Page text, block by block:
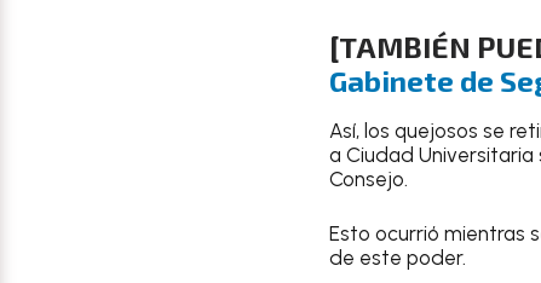
[TAMBIÉN
Gabinete de
Así, los quejosos se
a Ciudad
Consejo.
Esto ocurrió mientras
de este poder.